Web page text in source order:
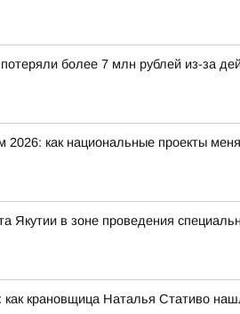
более 7 млн рублей из-за
2026: как национальные проекты
Якутии в зоне проведения
крановщица Наталья Стативо